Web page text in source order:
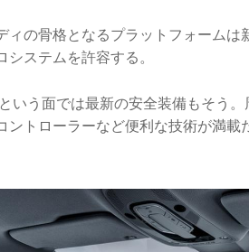
ィの骨格となるプラットフォーム
システムを許容する。
いう面では最新の安全装備もそう
ントローラーなど便利な技術が満